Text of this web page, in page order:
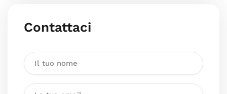
Contattaci